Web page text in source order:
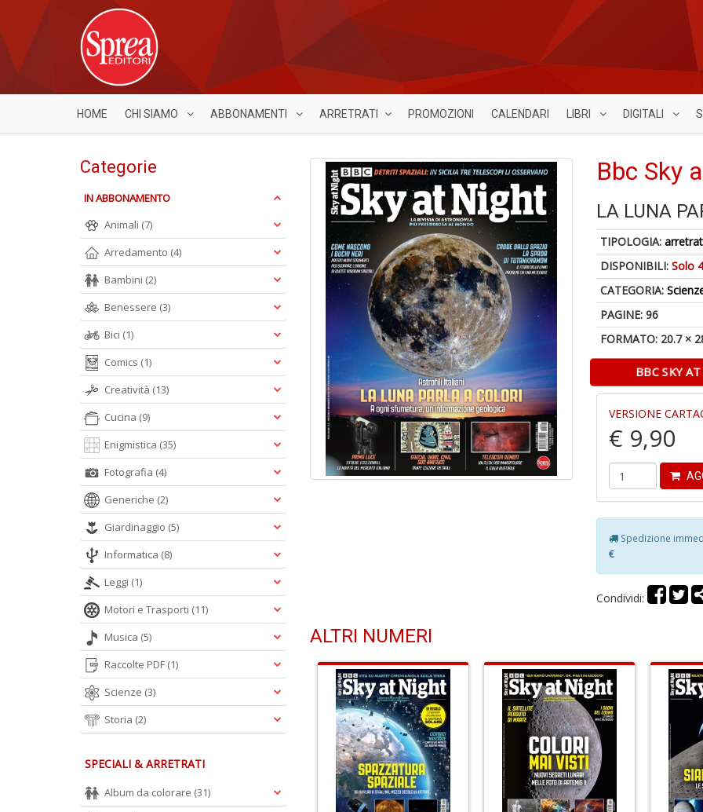
HOME CHI SIAMO ABBONAMENTI ARRETRATI PROMOZIONI CALENDARI LIBRI DIGITALI
Bbc Sky
LA LUNA
TIPOLOGIA:
DISPONIBILI:Solo
CATEGORIA:
PAGINE: 96
FORMATO: 20.7 ×
BBC SKY
VERSIONE
€ 9,90
Spedizione
€
Condividi:
ALTRI NUMERI
Categorie
IN ABBONAMENTO
Animali (7)
Arredamento (4)
Bambini (2)
Benessere (3)
Bici (1)
Comics (1)
Creatività (13)
Cucina (9)
Enigmistica (35)
Fotografia (4)
Generiche (2)
Giardinaggio (5)
Informatica (8)
Leggi (1)
Motori e Trasporti (11)
Musica (5)
Raccolte PDF (1)
Scienze (3)
Storia (2)
SPECIALI & ARRETRATI
Album da colorare (31)